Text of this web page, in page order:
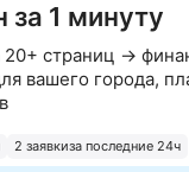
за 1 минуту
20+ страниц →
вашего города,
2 заявкиза последние 24ч